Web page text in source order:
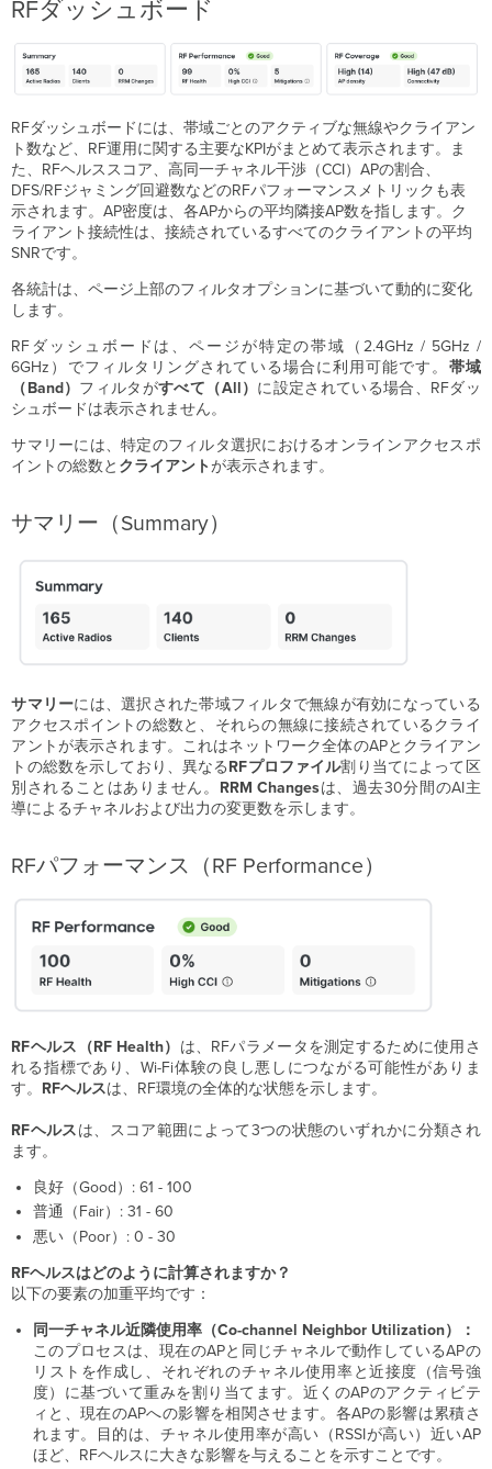
RFダッシュボード
RFダッシュボードには、帯域ごとのアクティブな無線やクライアン
ト数など、RF運用に関する主要なKPIがまとめて表示されます。ま
た、RFヘルススコア、高同一チャネル干渉（CCI）APの割合、
DFS/RFジャミング回避数などのRFパフォーマンスメトリックも表
示されます。AP密度は、各APからの平均隣接AP数を指します。ク
ライアント接続性は、接続されているすべてのクライアントの平均
SNRです。
各統計は、ページ上部のフィルタオプションに基づいて動的に変化
します。
RFダッシュボードは、ページが特定の帯域（2.4GHz / 5GHz /
6GHz）でフィルタリングされている場合に利用可能です。 帯域
（Band） フィルタがすべて（All） に設定されている場合、RFダッ
シュボードは表示されません。
サマリーには、特定のフィルタ選択におけるオンラインアクセスポ
イントの総数と クライアントが表示されます。
サマリー（Summary）
サマリーには、選択された帯域フィルタで無線が有効になっている
アクセスポイントの総数と、それらの無線に接続されているクライ
アントが表示されます。これはネットワーク全体のAPとクライアン
トの総数を示しており、異なるRFプロファイル割り当てによって区
別されることはありません。 RRM Changesは、過去30分間のAI主
導によるチャネルおよび出力の変更数を示します。
RFパフォーマンス（RF Performance）
RFヘルス（RF Health） は、RFパラメータを測定するために使用さ
れる指標であり、Wi-Fi体験の良し悪しにつながる可能性がありま
す。 RFヘルスは、RF環境の全体的な状態を示します。
RFヘルスは、スコア範囲によって3つの状態のいずれかに分類され
ます。
良好（Good）: 61 - 100
普通（Fair）: 31 - 60
悪い（Poor）: 0 - 30
RFヘルスはどのように計算されますか？
以下の要素の加重平均です：
同一チャネル近隣使用率（Co-channel Neighbor Utilization）：
このプロセスは、現在のAPと同じチャネルで動作しているAPの
リストを作成し、それぞれのチャネル使用率と近接度（信号強
度）に基づいて重みを割り当てます。近くのAPのアクティビテ
ィと、現在のAPへの影響を相関させます。各APの影響は累積さ
れます。目的は、チャネル使用率が高い（RSSIが高い）近いAP
ほど、RFヘルスに大きな影響を与えることを示すことです。